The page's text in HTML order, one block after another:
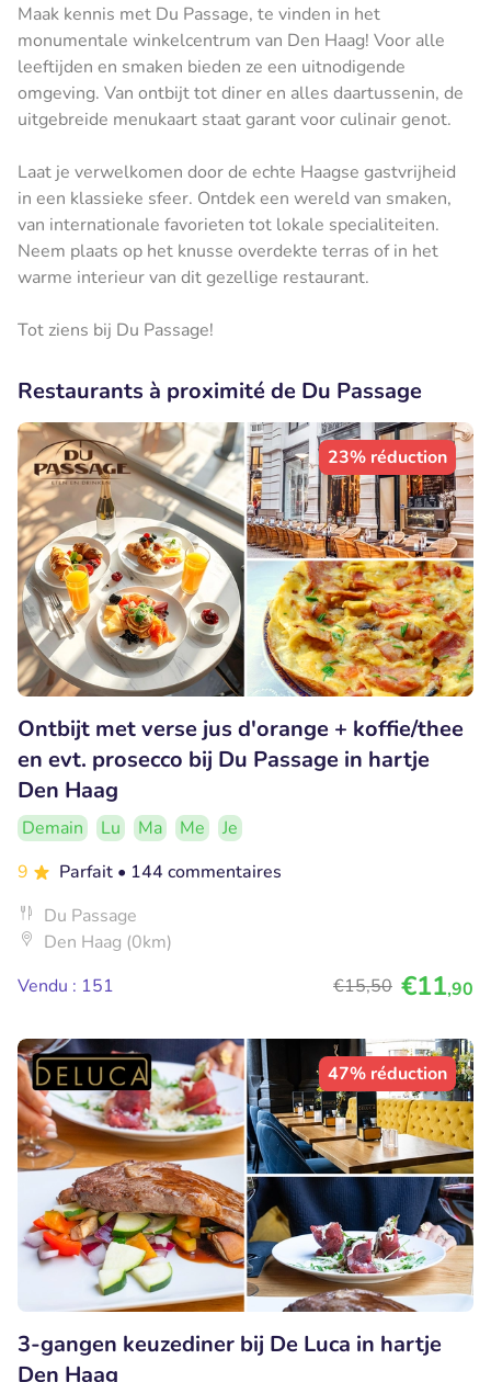
Maak kennis met Du Passage, te vinden in het
monumentale winkelcentrum van Den Haag! Voor alle
leeftijden en smaken bieden ze een uitnodigende
omgeving. Van ontbijt tot diner en alles daartussenin, de
uitgebreide menukaart staat garant voor culinair genot.
Laat je verwelkomen door de echte Haagse gastvrijheid
in een klassieke sfeer. Ontdek een wereld van smaken,
van internationale favorieten tot lokale specialiteiten.
Neem plaats op het knusse overdekte terras of in het
warme interieur van dit gezellige restaurant.
Tot ziens bij Du Passage!
Restaurants à proximité de Du Passage
23% réduction
Ontbijt met verse jus d'orange + koffie/thee
en evt. prosecco bij Du Passage in hartje
Den Haag
Demain Lu Ma Me
Je
9
Parfait • 144 commentaires
Du Passage
Den Haag (0km)
Vendu : 151
€15,50 €11,90
47% réduction
3-gangen keuzediner bij De Luca in hartje
Den Haag